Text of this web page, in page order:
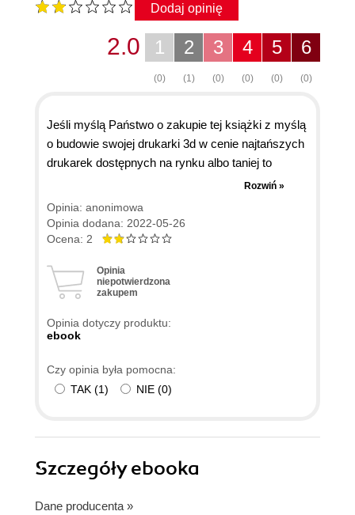
Dodaj opinię
6
(0)
5
(0)
4
(0)
3
(0)
2
(1)
1
(0)
2.0
Jeśli myślą Państwo o zakupie tej książki z myślą
o budowie swojej drukarki 3d w cenie najtańszych
drukarek dostępnych na rynku albo taniej to
odradzam. Pierwsze prawie 50 stron to z grubsza
historia druku 3d i jakiś opis kooperacji ze
szkołami wstawiony nie wiadomo po co, więcej
zdjęć z kolekcji prywatnych niż "mięska" którego
wprowadza rodzaje druku 3d - ale bardzo
powierzchownie. Kolejny (już 5) rozdział to
potrzebne do złożenia drukarki ale są min. 3
są kluczowe!) są niedostępne w większości
popularniejszych sklepów internetowych ( lub nie
się tym zajmuje (znalezienie tych elementów
się nie udało. 3. Koszta elementów dostępnych na
Rozwiń »
Opinia: anonimowa
Opinia dodana: 2022-05-26
Ocena: 2
Opinia
niepotwierdzona
zakupem
Opinia dotyczy produktu:
ebook
Czy opinia była pomocna:
TAK (1) NIE (0)
Szczegółyebooka
Dane producenta »